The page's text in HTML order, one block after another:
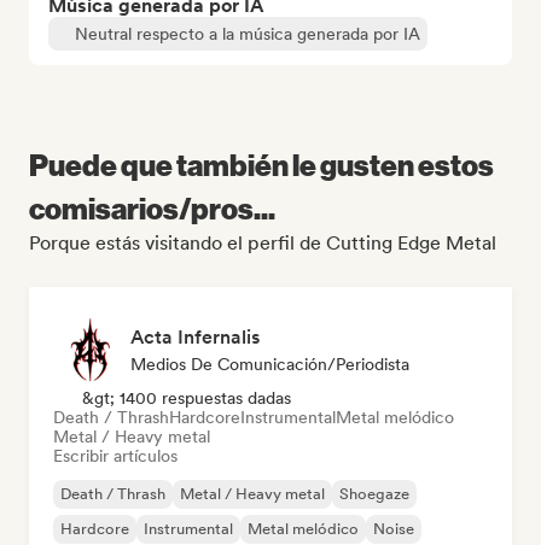
Música generada por IA
Neutral respecto a la música generada por IA
Puede que también le gusten estos
comisarios/pros...
Porque estás visitando el perfil de Cutting Edge Metal
Acta Infernalis
Medios De Comunicación/Periodista
&gt; 1400 respuestas dadas
Death / ThrashHardcoreInstrumentalMetal melódico
Metal / Heavy metal
Escribir artículos
Death / Thrash Metal / Heavy metal
Shoegaze
Hardcore
Instrumental Metal melódico Noise